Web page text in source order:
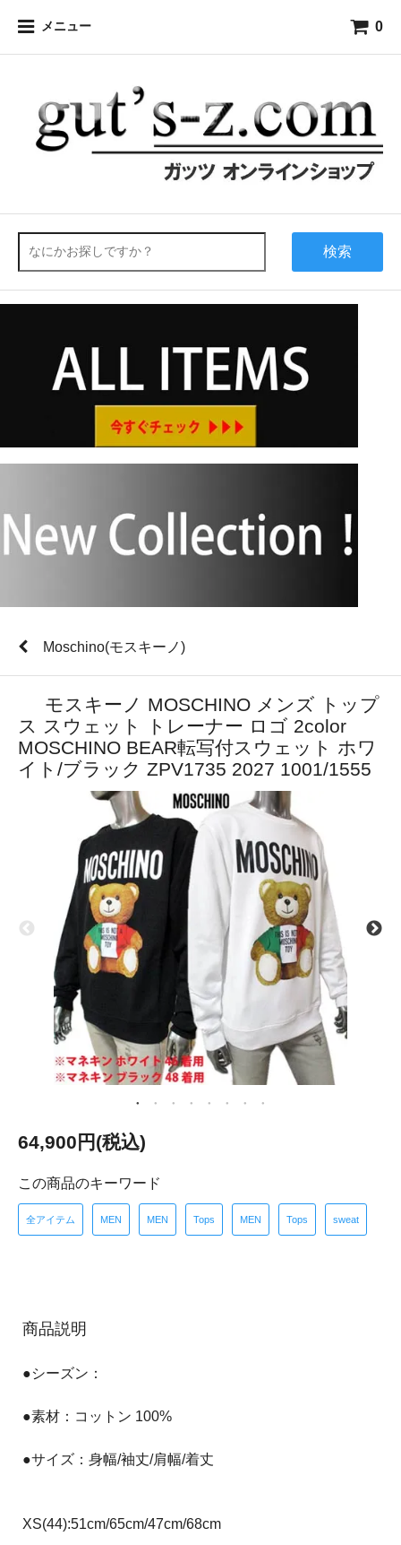
メニュー 0
検索
Moschino(モスキーノ)
モスキーノ MOSCHINO メンズ トップ
ス スウェット トレーナー ロゴ 2color
MOSCHINO BEAR転写付スウェット ホワ
イト/ブラック ZPV1735 2027 1001/1555
64,900円(税込)
この商品のキーワード
全アイテム MEN MEN Tops MEN Tops sweat
商品説明
●シーズン：
●素材：コットン 100%
●サイズ：身幅/袖丈/肩幅/着丈
XS(44):51cm/65cm/47cm/68cm